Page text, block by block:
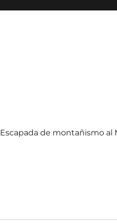
Escapada de montañismo al